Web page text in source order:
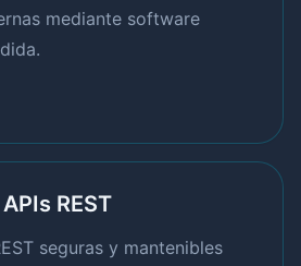
mediante software
REST
seguras y mantenibles